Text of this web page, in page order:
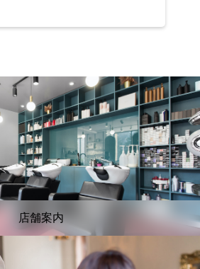
店舗案内